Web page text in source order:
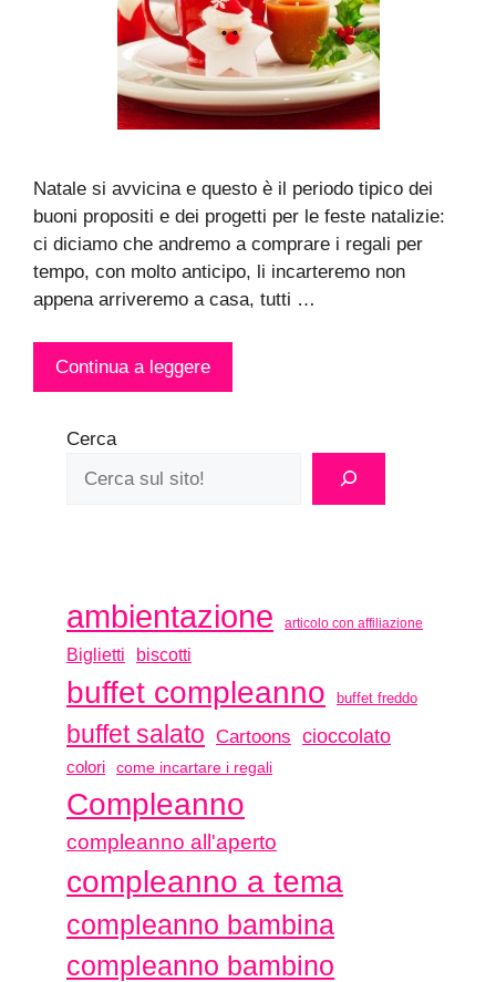
Natale si avvicina e questo è il periodo tipico dei
buoni propositi e dei progetti per le feste natalizie:
ci diciamo che andremo a comprare i regali per
tempo, con molto anticipo, li incarteremo non
appena arriveremo a casa, tutti …
Continua a leggere
Cerca
ambientazione articolo con affiliazione
Biglietti biscotti
buffet compleanno buffet freddo
buffet salato Cartoons cioccolato
colori come incartare i regali
Compleanno
compleanno all'aperto
compleanno a tema
compleanno bambina
compleanno bambino